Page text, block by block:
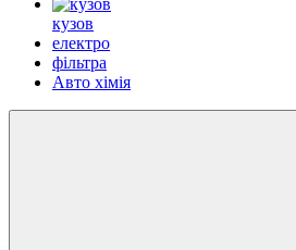
кузов
електро
фільтра
Авто хімія